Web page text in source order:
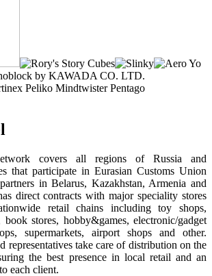
covers all regions of Russia and
that participate in Eurasian Customs Union
in Belarus, Kazakhstan, Armenia and
direct contracts with major speciality stores
retail chains including toy shops,
book stores, hobby&games, electronic/gadget
supermarkets, airport shops and other.
representatives take care of distribution on the
the best presence in local retail and an
each client.